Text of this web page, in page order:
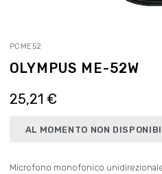
PCME52
OLYMPUS ME-52W
25,21 €
AL MOMENTO NON
Microfono monofonico